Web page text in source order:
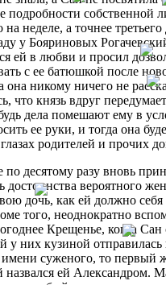
подробности собственной
неделе, а точнее третьего
у Бояриновых
ей в любви и просил
с ее батюшкой после
она никому ничего не
что князь вдруг
дела помешают ему в
ее руки, и тогда она
родителей и прочих
десятому разу вновь
достоинства вероятного
дочь, как ей должно
того, неоднократно
Крещенье, когда Сан
у них кузиной отправилась
имени суженого, то первый
назвался ей Александром.